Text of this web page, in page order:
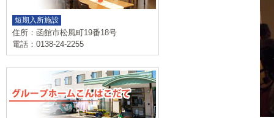
短期入所施設
住所：函館市松風町19番18号
電話：0138-24-2255